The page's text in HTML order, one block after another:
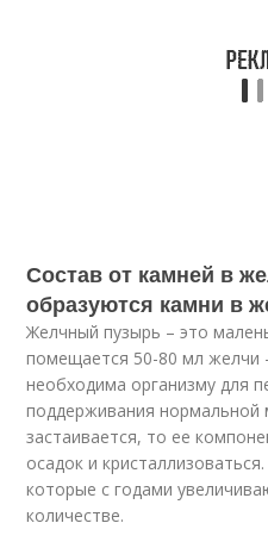
Состав от камней в
образуются камни в
Желчный пузырь – это
помещается 50-80 мл желчи
необходима организму для
поддерживания
застаивается, то ее
осадок и
которые с годами
количестве.